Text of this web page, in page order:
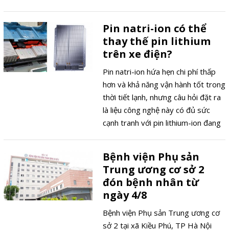
toàn diện.
Pin natri-ion có thể
thay thế pin lithium
trên xe điện?
Pin natri-ion hứa hẹn chi phí thấp
hơn và khả năng vận hành tốt trong
thời tiết lạnh, nhưng câu hỏi đặt ra
là liệu công nghệ này có đủ sức
cạnh tranh với pin lithium-ion đang
Bệnh viện Phụ sản
Trung ương cơ sở 2
đón bệnh nhân từ
ngày 4/8
Bệnh viện Phụ sản Trung ương cơ
sở 2 tại xã Kiều Phú, TP Hà Nội